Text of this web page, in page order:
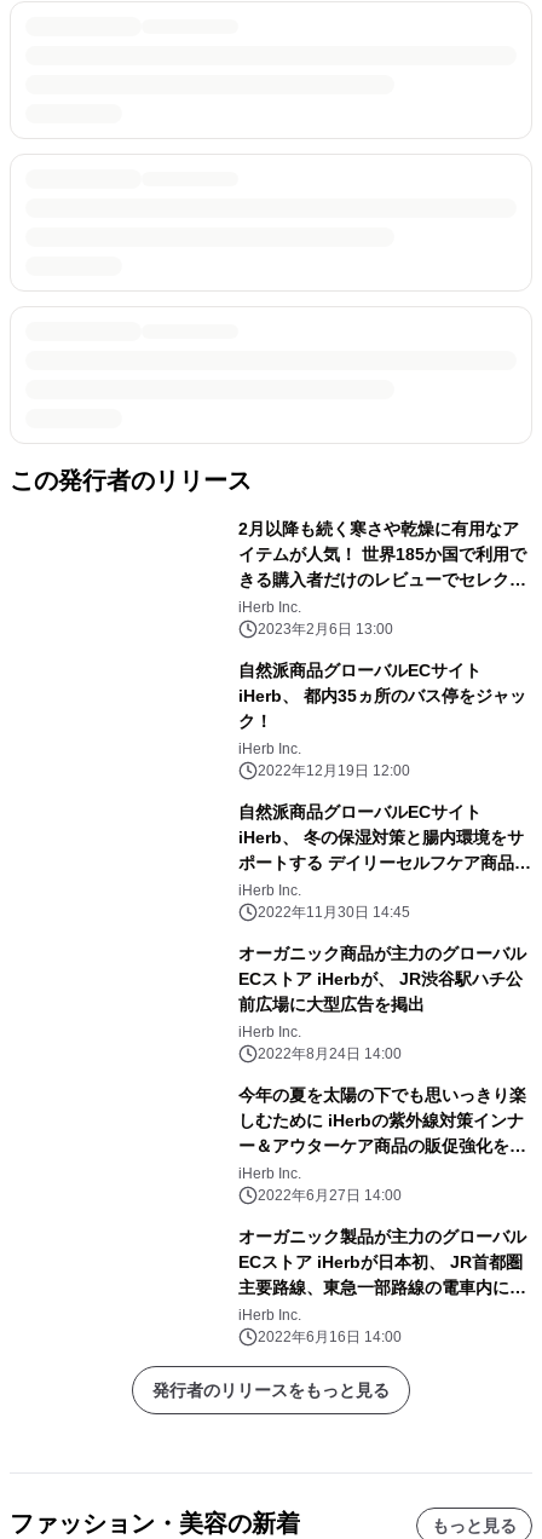
この発行者のリリース
2月以降も続く寒さや乾燥に有用なア
イテムが人気！ 世界185か国で利用で
きる購入者だけのレビューでセレクト
された 通販サイト「iHerb」がお勧め
する★ バス＆パーソナルケア人気急上
昇ランキング5選を紹介
iHerb Inc.
2023年2月6日 13:00
自然派商品グローバルECサイト
iHerb、 都内35ヵ所のバス停をジャッ
ク！
iHerb Inc.
2022年12月19日 12:00
自然派商品グローバルECサイト
iHerb、 冬の保湿対策と腸内環境をサ
ポートする デイリーセルフケア商品が
新登場
iHerb Inc.
2022年11月30日 14:45
オーガニック商品が主力のグローバル
ECストア iHerbが、 JR渋谷駅ハチ公
前広場に大型広告を掲出
iHerb Inc.
2022年8月24日 14:00
今年の夏を太陽の下でも思いっきり楽
しむために iHerbの紫外線対策インナ
ー＆アウターケア商品の販促強化を実
施
iHerb Inc.
2022年6月27日 14:00
オーガニック製品が主力のグローバル
ECストア iHerbが日本初、 JR首都圏
主要路線、東急一部路線の電車内に交
通広告を展開
iHerb Inc.
2022年6月16日 14:00
発行者のリリースをもっと見る
ファッション・美容の新着 もっと見る